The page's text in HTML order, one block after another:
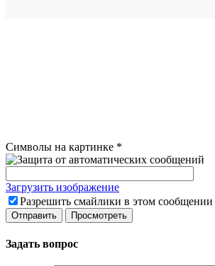
Символы на картинке *
Загрузить изображение
Разрешить смайлики в этом сообщении
Задать вопрос